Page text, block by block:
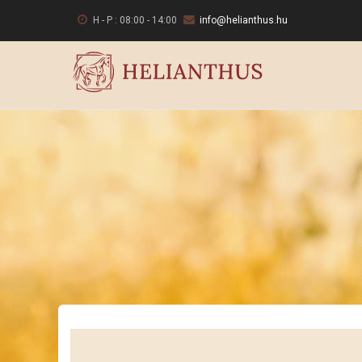
H - P : 08:00 - 14:00 info@helianthus.hu